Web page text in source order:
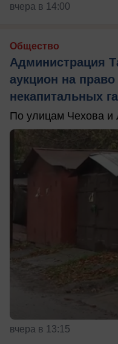
вчера в 14:00
Общество
Администрация
аукцион на
некапитальных
По улицам Чехова и
вчера в 13:15